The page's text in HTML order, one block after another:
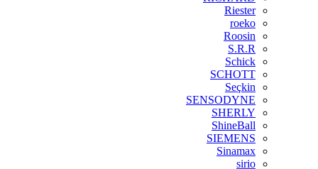
Riester
roeko
Roosin
S.R.R
Schick
SCHOTT
Seçkin
SENSODYNE
SHERLY
ShineBall
SIEMENS
Sinamax
sirio